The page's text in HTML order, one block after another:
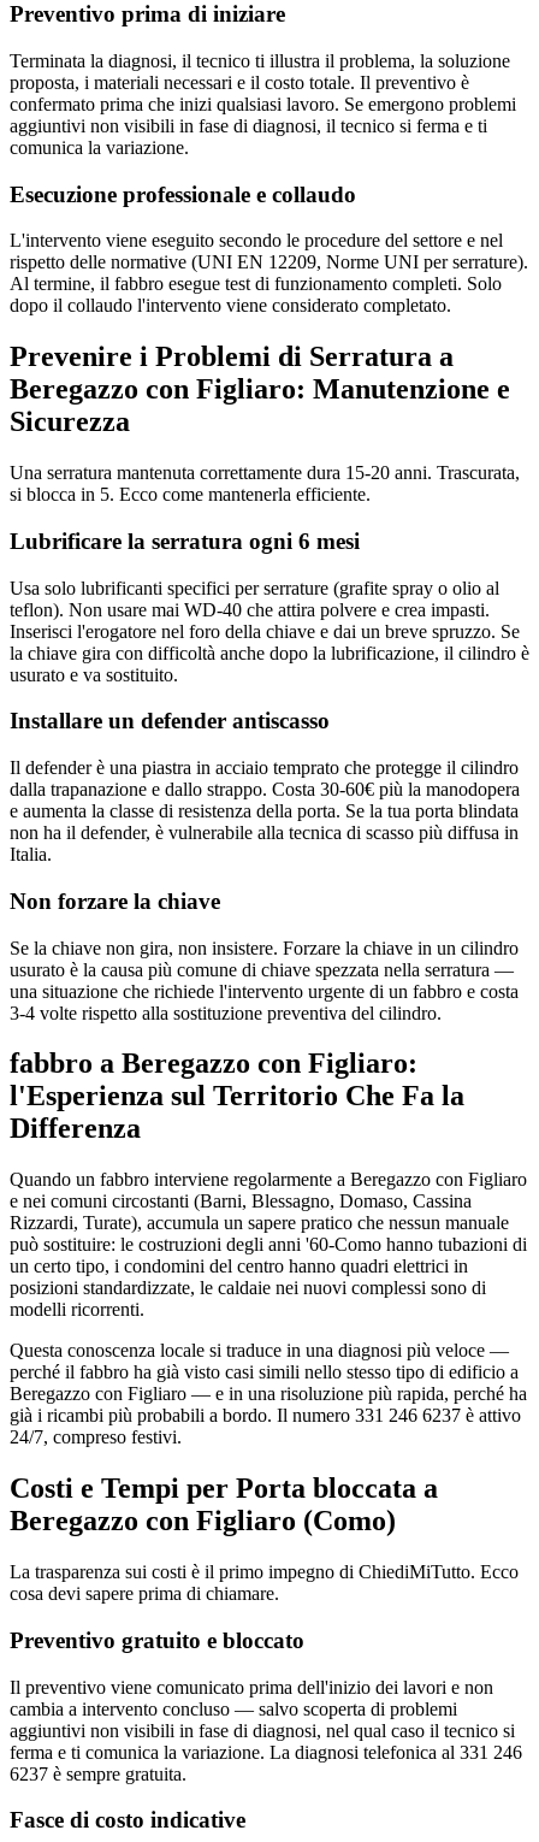
Preventivo prima di iniziare
Terminata la diagnosi, il tecnico ti illustra il problema, la soluzione
proposta, i materiali necessari e il costo totale. Il preventivo è
confermato prima che inizi qualsiasi lavoro. Se emergono problemi
aggiuntivi non visibili in fase di diagnosi, il tecnico si ferma e ti
comunica la variazione.
Esecuzione professionale e collaudo
L'intervento viene eseguito secondo le procedure del settore e nel
rispetto delle normative (UNI EN 12209, Norme UNI per serrature).
Al termine, il fabbro esegue test di funzionamento completi. Solo
dopo il collaudo l'intervento viene considerato completato.
Prevenire i Problemi di Serratura a
Beregazzo con Figliaro: Manutenzione e
Sicurezza
Una serratura mantenuta correttamente dura 15-20 anni. Trascurata,
si blocca in 5. Ecco come mantenerla efficiente.
Lubrificare la serratura ogni 6 mesi
Usa solo lubrificanti specifici per serrature (grafite spray o olio al
teflon). Non usare mai WD-40 che attira polvere e crea impasti.
Inserisci l'erogatore nel foro della chiave e dai un breve spruzzo. Se
la chiave gira con difficoltà anche dopo la lubrificazione, il cilindro è
usurato e va sostituito.
Installare un defender antiscasso
Il defender è una piastra in acciaio temprato che protegge il cilindro
dalla trapanazione e dallo strappo. Costa 30-60€ più la manodopera
e aumenta la classe di resistenza della porta. Se la tua porta blindata
non ha il defender, è vulnerabile alla tecnica di scasso più diffusa in
Italia.
Non forzare la chiave
Se la chiave non gira, non insistere. Forzare la chiave in un cilindro
usurato è la causa più comune di chiave spezzata nella serratura —
una situazione che richiede l'intervento urgente di un fabbro e costa
3-4 volte rispetto alla sostituzione preventiva del cilindro.
fabbro a Beregazzo con Figliaro:
l'Esperienza sul Territorio Che Fa la
Differenza
Quando un fabbro interviene regolarmente a Beregazzo con Figliaro
e nei comuni circostanti (Barni, Blessagno, Domaso, Cassina
Rizzardi, Turate), accumula un sapere pratico che nessun manuale
può sostituire: le costruzioni degli anni '60-Como hanno tubazioni di
un certo tipo, i condomini del centro hanno quadri elettrici in
posizioni standardizzate, le caldaie nei nuovi complessi sono di
modelli ricorrenti.
Questa conoscenza locale si traduce in una diagnosi più veloce —
perché il fabbro ha già visto casi simili nello stesso tipo di edificio a
Beregazzo con Figliaro — e in una risoluzione più rapida, perché ha
già i ricambi più probabili a bordo. Il numero 331 246 6237 è attivo
24/7, compreso festivi.
Costi e Tempi per Porta bloccata a
Beregazzo con Figliaro (Como)
La trasparenza sui costi è il primo impegno di ChiediMiTutto. Ecco
cosa devi sapere prima di chiamare.
Preventivo gratuito e bloccato
Il preventivo viene comunicato prima dell'inizio dei lavori e non
cambia a intervento concluso — salvo scoperta di problemi
aggiuntivi non visibili in fase di diagnosi, nel qual caso il tecnico si
ferma e ti comunica la variazione. La diagnosi telefonica al 331 246
6237 è sempre gratuita.
Fasce di costo indicative